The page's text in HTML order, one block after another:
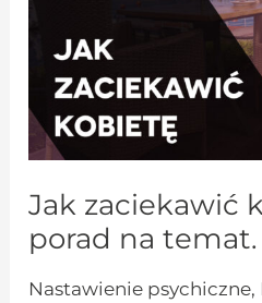
Jak zaciekawić
porad na temat.
Nastawienie psychiczne,